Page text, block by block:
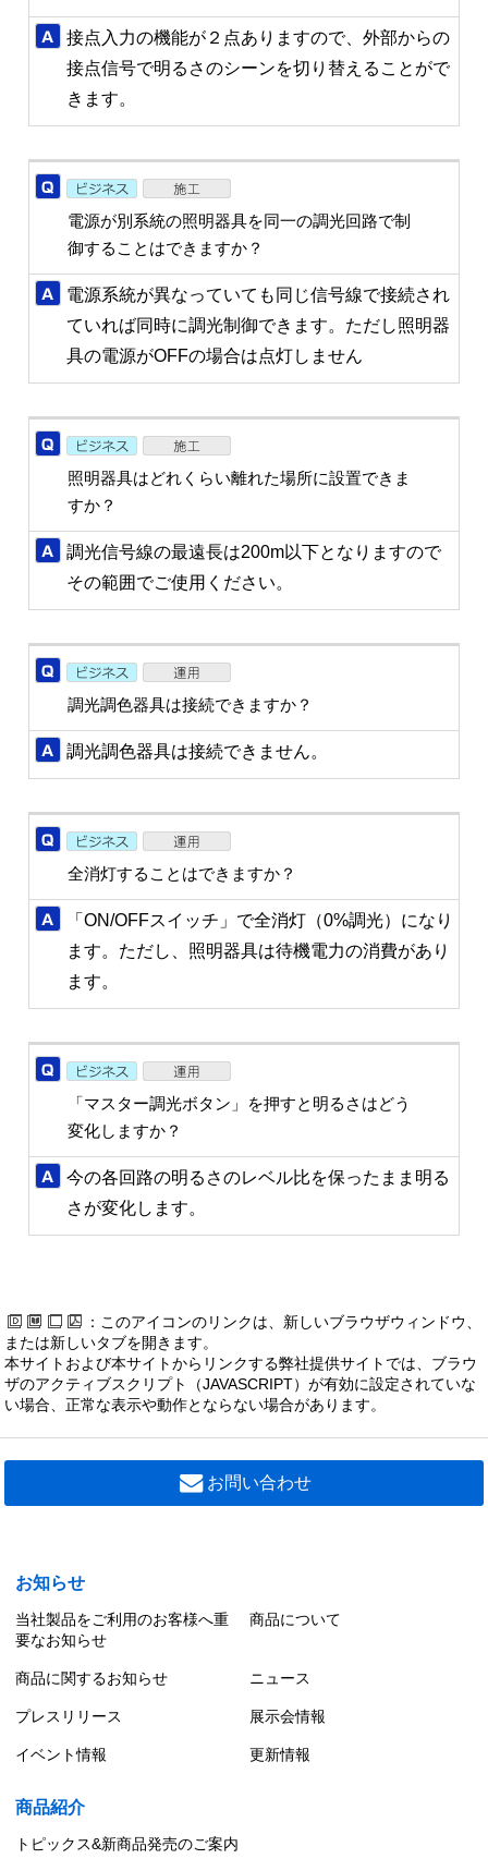
接点入力の機能が２点ありますので、外部からの
接点信号で明るさのシーンを切り替えることがで
きます。
電源が別系統の照明器具を同一の調光回路で制
御することはできますか？
電源系統が異なっていても同じ信号線で接続され
ていれば同時に調光制御できます。ただし照明器
具の電源がOFFの場合は点灯しません
照明器具はどれくらい離れた場所に設置できま
すか？
調光信号線の最遠長は200m以下となりますので
その範囲でご使用ください。
調光調色器具は接続できますか？
調光調色器具は接続できません。
全消灯することはできますか？
「ON/OFFスイッチ」で全消灯（0%調光）になり
ます。ただし、照明器具は待機電力の消費があり
ます。
「マスター調光ボタン」を押すと明るさはどう
変化しますか？
今の各回路の明るさのレベル比を保ったまま明る
さが変化します。
：このアイコンのリンクは、新しいブラウザウィンドウ、
または新しいタブを開きます。
本サイトおよび本サイトからリンクする弊社提供サイトでは、ブラウ
ザのアクティブスクリプト（JAVASCRIPT）が有効に設定されていな
い場合、正常な表示や動作とならない場合があります。
お問い合わせ
お知らせ
当社製品をご利用のお客様へ重
要なお知らせ
商品について
商品に関するお知らせ ニュース
プレスリリース 展示会情報
イベント情報 更新情報
商品紹介
トピックス&新商品発売のご案内